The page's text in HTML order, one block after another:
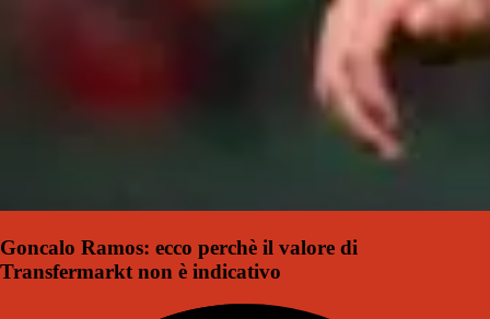
Goncalo Ramos: ecco perchè il valore di
Transfermarkt non è indicativo